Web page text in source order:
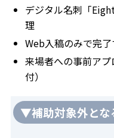
デジタル名刺「
理
Web入稿のみで完
来場者への事前ア
付）
▼補助対象外とな